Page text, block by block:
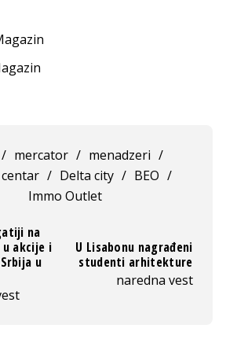
/ mercator / menadzeri /
/ Delta city / BEO /
Immo Outlet
na
akcije i
u
U Lisabonu nagrađeni
studenti arhitekture
naredna vest